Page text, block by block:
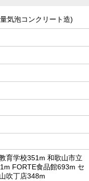
気泡コンクリート造)
育学校351m 和歌山市立
FORTE食品館693m セ
吹丁店348m